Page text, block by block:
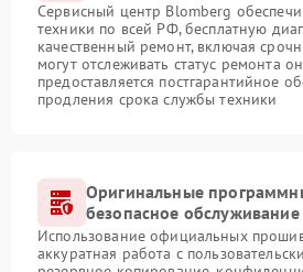
Сервисный центр Blomberg
техники по всей РФ, бесплатную
качественный ремонт, включая
могут отслеживать статус ремонта
предоставляется постгарантийное
продления срока службы техники
Оригинальные
безопасное
Использование официальных
аккуратная работа с